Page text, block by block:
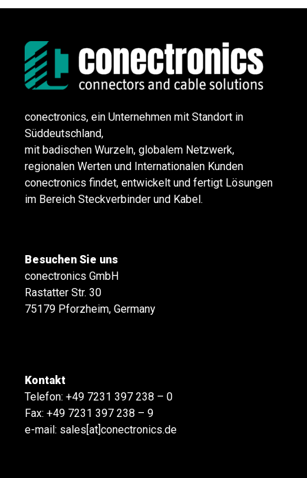
conectronics, ein Unternehmen mit Standort in
Süddeutschland,
mit badischen Wurzeln, globalem Netzwerk,
regionalen Werten und Internationalen Kunden
conectronics findet, entwickelt und fertigt Lösungen
im Bereich Steckverbinder und Kabel.
Besuchen Sie uns
conectronics GmbH
Rastatter Str. 30
75179 Pforzheim, Germany
Kontakt
Telefon: +49 7231 397 238 – 0
Fax: +49 7231 397 238 – 9
e-mail: sales[at]conectronics.de